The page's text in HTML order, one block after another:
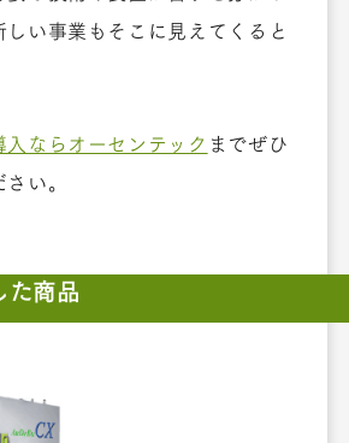
しい事業もそこに見えてくると
入ならオーセンテック までぜひ
い。
た商品